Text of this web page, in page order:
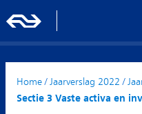
Home/ Jaarverslag 2022 /
Sectie 3 Vaste activa en